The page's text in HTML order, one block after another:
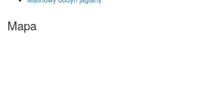
Mapa